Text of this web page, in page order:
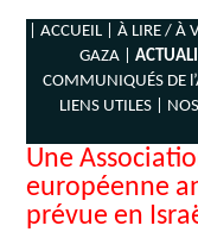
| ACCUEIL | À LIRE / À
GAZA |
COMMUNIQUÉS DE
LIENS UTILES |
Une
européenne
prévue en